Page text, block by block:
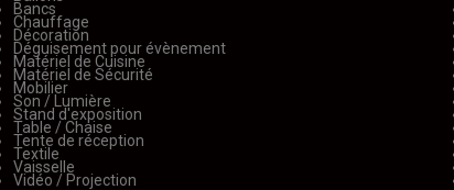
Bancs
Chauffage
Décoration
Déguisement pour évènement
Matériel de Cuisine
Matériel de Sécurité
Mobilier
Son / Lumière
Stand d'exposition
Table / Chaise
Tente de réception
Textile
Vaisselle
Vidéo / Projection